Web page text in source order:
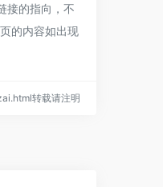
接的指向，不
的内容如出现
转载请注明